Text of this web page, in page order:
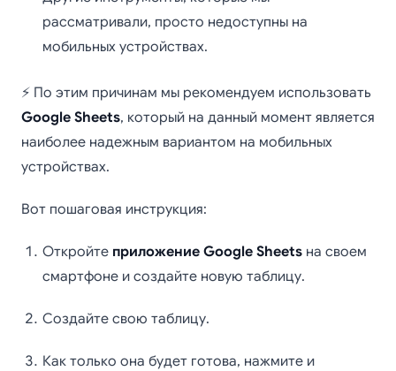
рассматривали, просто недоступны на
мобильных устройствах.
⚡ По этим причинам мы рекомендуем использовать
Google Sheets, который на данный момент является
наиболее надежным вариантом на мобильных
устройствах.
Вот пошаговая инструкция:
Откройте приложение Google Sheets на своем
смартфоне и создайте новую таблицу.
Создайте свою таблицу.
Как только она будет готова, нажмите и